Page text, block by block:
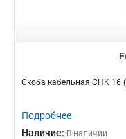
Скоба кабельная СНК 16
Подробнее
Наличие: В наличии